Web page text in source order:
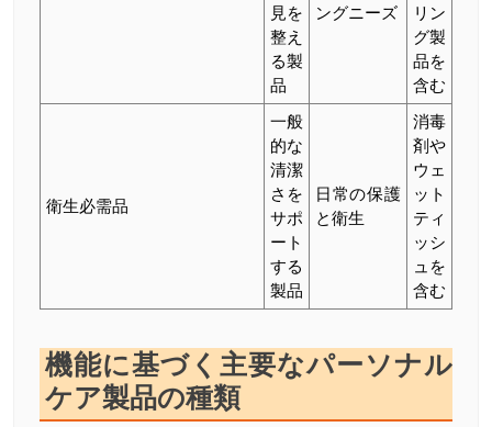
見を
整え
る製
品
ングニーズ
リン
グ製
品を
含む
衛生必需品
一般
的な
清潔
さを
サポ
ート
する
製品
日常の保護
と衛生
消毒
剤や
ウェ
ット
ティ
ッシ
ュを
含む
機能に基づく主要なパーソナル
ケア製品の種類